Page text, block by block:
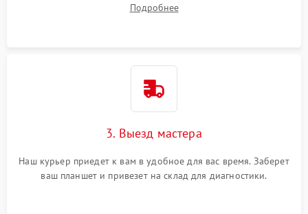
Подробнее
3. Выезд мастера
Наш курьер приедет к вам в удобное для вас время. Заберет
ваш планшет и привезет на склад для диагностики.